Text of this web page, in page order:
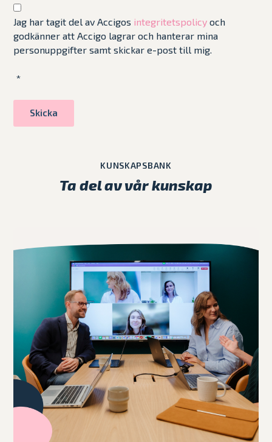
Jag har tagit del av Accigos integritetspolicy och
godkänner att Accigo lagrar och hanterar mina
personuppgifter samt skickar e-post till mig.
*
KUNSKAPSBANK
Ta del av vår kunskap